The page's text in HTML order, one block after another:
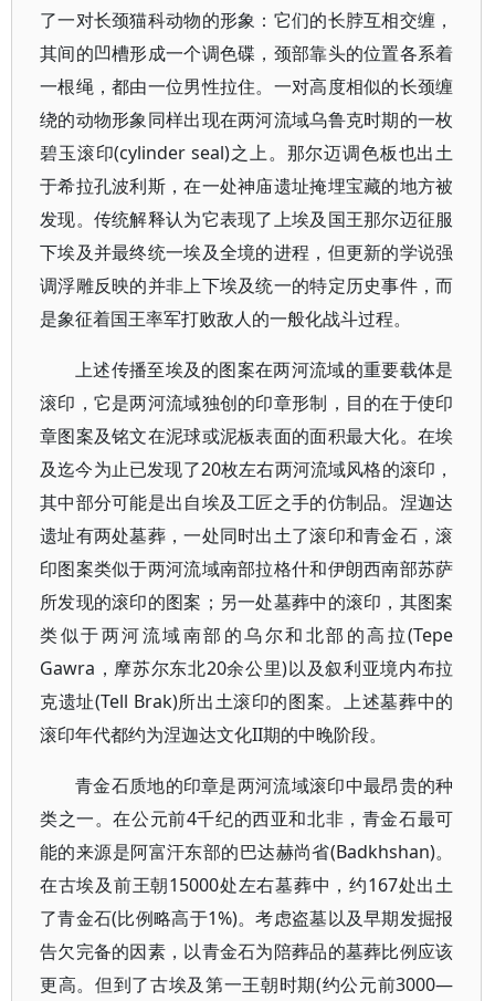
了一对长颈猫科动物的形象：它们的长脖互相交缠，
其间的凹槽形成一个调色碟，颈部靠头的位置各系着
一根绳，都由一位男性拉住。一对高度相似的长颈缠
绕的动物形象同样出现在两河流域乌鲁克时期的一枚
碧玉滚印(cylinder seal)之上。那尔迈调色板也出土
于希拉孔波利斯，在一处神庙遗址掩埋宝藏的地方被
发现。传统解释认为它表现了上埃及国王那尔迈征服
下埃及并最终统一埃及全境的进程，但更新的学说强
调浮雕反映的并非上下埃及统一的特定历史事件，而
是象征着国王率军打败敌人的一般化战斗过程。
上述传播至埃及的图案在两河流域的重要载体是
滚印，它是两河流域独创的印章形制，目的在于使印
章图案及铭文在泥球或泥板表面的面积最大化。在埃
及迄今为止已发现了20枚左右两河流域风格的滚印，
其中部分可能是出自埃及工匠之手的仿制品。涅迦达
遗址有两处墓葬，一处同时出土了滚印和青金石，滚
印图案类似于两河流域南部拉格什和伊朗西南部苏萨
所发现的滚印的图案；另一处墓葬中的滚印，其图案
类似于两河流域南部的乌尔和北部的高拉(Tepe
Gawra，摩苏尔东北20余公里)以及叙利亚境内布拉
克遗址(Tell Brak)所出土滚印的图案。上述墓葬中的
滚印年代都约为涅迦达文化II期的中晚阶段。
青金石质地的印章是两河流域滚印中最昂贵的种
类之一。在公元前4千纪的西亚和北非，青金石最可
能的来源是阿富汗东部的巴达赫尚省(Badkhshan)。
在古埃及前王朝15000处左右墓葬中，约167处出土
了青金石(比例略高于1%)。考虑盗墓以及早期发掘报
告欠完备的因素，以青金石为陪葬品的墓葬比例应该
更高。但到了古埃及第一王朝时期(约公元前3000—